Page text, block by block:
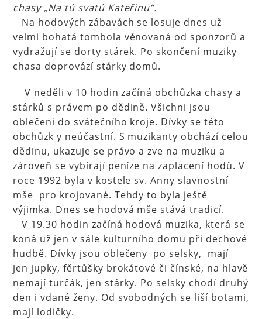
chasy „Na tú svatú Kateřinu“.
Na hodových zábavách se losuje dnes už
velmi bohatá tombola věnovaná od sponzorů a
vydražují se dorty stárek. Po skončení muziky
chasa doprovází stárky domů.
V neděli v 10 hodin začíná obchůzka chasy a
stárků s právem po dědině. Všichni jsou
oblečeni do svátečního kroje. Dívky se této
obchůzk y neúčastní. S muzikanty obchází celou
dědinu, ukazuje se právo a zve na muziku a
zároveň se vybírají peníze na zaplacení hodů. V
roce 1992 byla v kostele sv. Anny slavnostní
mše pro krojované. Tehdy to byla ještě
výjimka. Dnes se hodová mše stává tradicí.
V 19.30 hodin začíná hodová muzika, která se
koná už jen v sále kulturního domu při dechové
hudbě. Dívky jsou oblečeny po selsky, mají
jen jupky, fěrtůšky brokátové či čínské, na hlavě
nemají turčák, jen stárky. Po selsky chodí druhý
den i vdané ženy. Od svobodných se liší botami,
mají lodičky.